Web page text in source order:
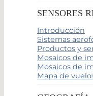
SENSORES
Introducción
Sistemas
Productos y
Mosaicos de
Mosaicos de
Mapa de